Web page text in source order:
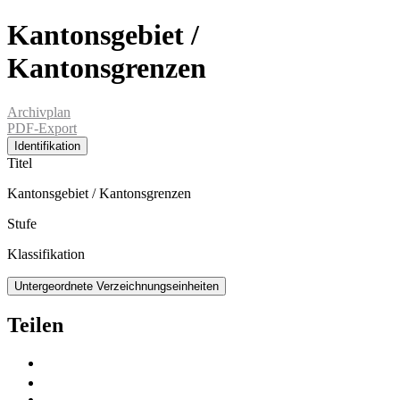
Kantonsgebiet /
Kantonsgrenzen
Archivplan
PDF-Export
Identifikation
Titel
Kantonsgebiet / Kantonsgrenzen
Stufe
Klassifikation
Untergeordnete Verzeichnungseinheiten
Teilen